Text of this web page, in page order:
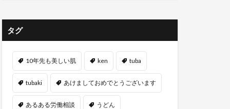
タグ
10年先も美しい肌 ken tuba
tubaki あけましておめでとうございます
あるある労働相談 うどん